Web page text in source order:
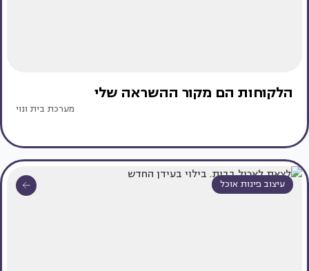
הלקוחות הם מקור ההשראה שלי
מערכת בית ונוי
עיצוב פינות אוכל